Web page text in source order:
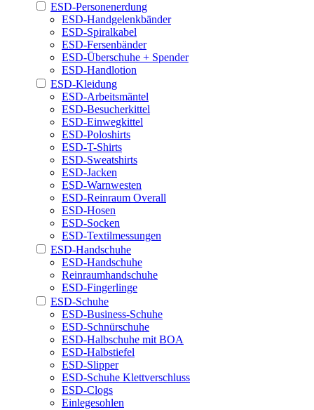
ESD-Personenerdung
ESD-Handgelenkbänder
ESD-Spiralkabel
ESD-Fersenbänder
ESD-Überschuhe + Spender
ESD-Handlotion
ESD-Kleidung
ESD-Arbeitsmäntel
ESD-Besucherkittel
ESD-Einwegkittel
ESD-Poloshirts
ESD-T-Shirts
ESD-Sweatshirts
ESD-Jacken
ESD-Warnwesten
ESD-Reinraum Overall
ESD-Hosen
ESD-Socken
ESD-Textilmessungen
ESD-Handschuhe
ESD-Handschuhe
Reinraumhandschuhe
ESD-Fingerlinge
ESD-Schuhe
ESD-Business-Schuhe
ESD-Schnürschuhe
ESD-Halbschuhe mit BOA
ESD-Halbstiefel
ESD-Slipper
ESD-Schuhe Klettverschluss
ESD-Clogs
Einlegesohlen